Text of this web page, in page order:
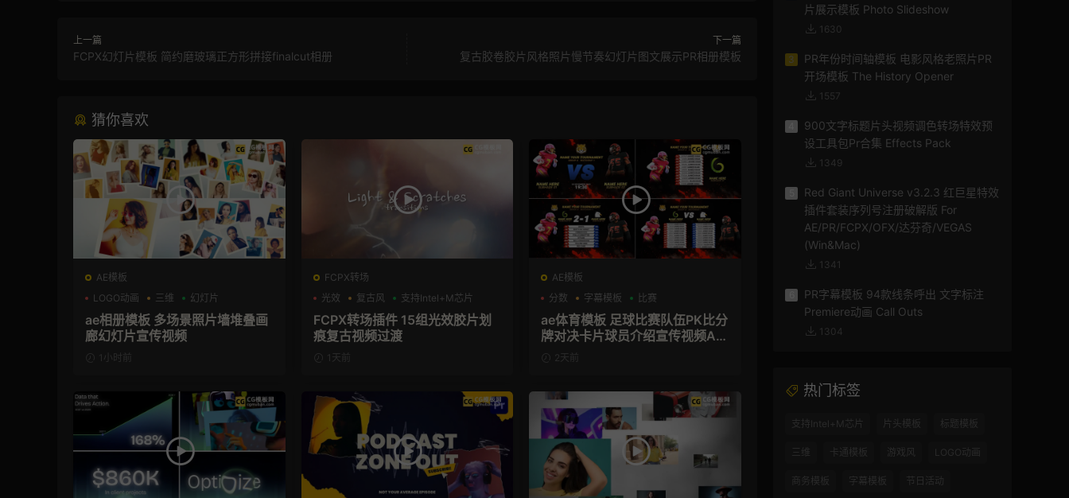
上一篇
FCPX幻灯片模板 简约磨玻璃正方形拼接finalcut相册
下一篇
复古胶卷胶片风格照片慢节奏幻灯片图文展示PR相册模板
猜你喜欢
AE模板
LOGO动画
三维 幻灯片
ae相册模板 多场景照片墙堆叠画
廊幻灯片宣传视频
1小时前
FCPX转场
光效
复古风 支持Intel+M芯片
FCPX转场插件 15组光效胶片划
痕复古视频过渡
1天前
AE模板
分数
字幕模板 比赛
ae体育模板 足球比赛队伍PK比分
牌对决卡片球员介绍宣传视频AE
模板2天前
片展示模板 Photo Slideshow
1630
3
PR年份时间轴模板 电影风格老照片PR
开场模板 The History Opener
1557
900文字标题片头视频调色转场特效预
设工具包Pr合集 Effects Pack
1349
Red Giant Universe v3.2.3 红巨星特效
插件套装序列号注册破解版 For
AE/PR/FCPX/OFX/达芬奇/VEGAS
(Win&Mac)
1341
PR字幕模板 94款线条呼出 文字标注
Premiere动画 Call Outs
1304
热门标签
支持Intel+M芯片 片头模板 标题模板
三维 卡通模板 游戏风 LOGO动画
商务模板 字幕模板 节日活动